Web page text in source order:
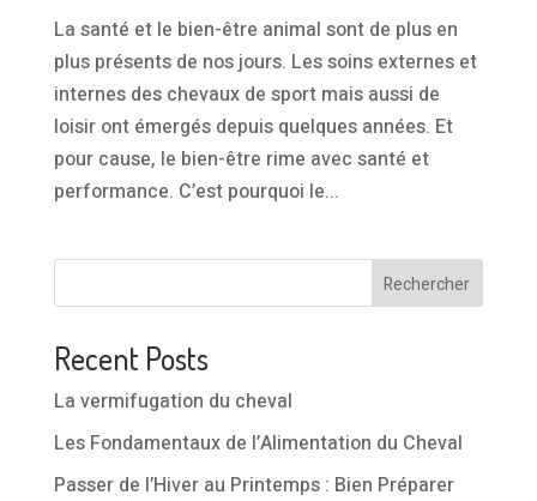
La santé et le bien-être animal sont de plus en
plus présents de nos jours. Les soins externes et
internes des chevaux de sport mais aussi de
loisir ont émergés depuis quelques années. Et
pour cause, le bien-être rime avec santé et
performance. C’est pourquoi le...
Rechercher
Recent Posts
La vermifugation du cheval
Les Fondamentaux de l’Alimentation du Cheval
Passer de l’Hiver au Printemps : Bien Préparer